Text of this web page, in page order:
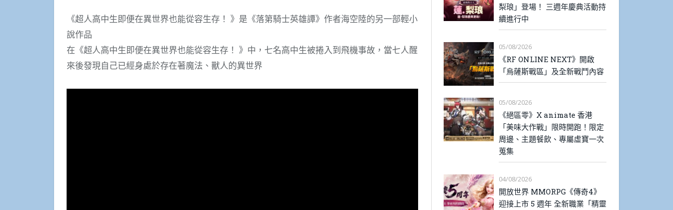
《超人高中生即便在異世界也能從容生存！ 》是《落第騎士英雄譚》作者海空陸的另一部輕小
說作品
在《超人高中生即便在異世界也能從容生存！ 》中，七名高中生被捲入到飛機事故，當七人醒
來後發現自己已經身處於存在著魔法、獸人的異世界
梨琅」登場！ 三週年慶典活動持
續進行中
05/08/2026
《RF ONLINE NEXT》開啟
「烏薩斯戰區」及全新戰鬥內容
05/08/2026
《絕區零》X animate 香港
「美味大作戰」限時開跑！限定
周邊、主題餐飲、專屬虛寶一次
蒐集
04/08/2026
開放世界 MMORPG《傳奇4》
迎接上市 5 週年 全新職業「精靈